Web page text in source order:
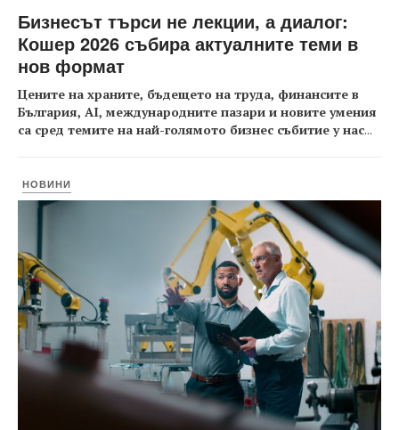
Бизнесът търси не лекции, а диалог:
Кошер 2026 събира актуалните теми в
нов формат
Цените на храните, бъдещето на труда, финансите в
България, AI, международните пазари и новите умения
са сред темите на най-голямото бизнес събитие у нас...
НОВИНИ